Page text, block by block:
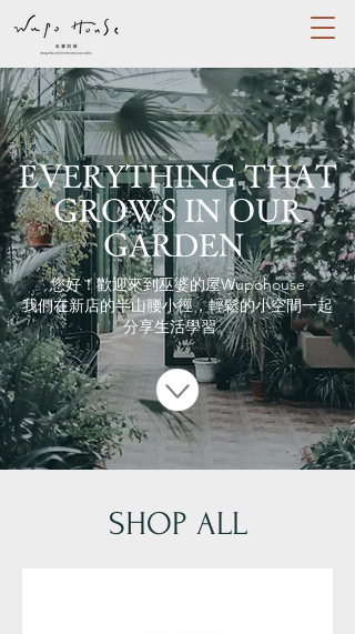
EVERYTHING THAT
GROWS IN OUR
GARDEN
您好！歡迎來到巫婆的屋Wupohouse
我們在新店的半山腰小徑，輕鬆的小空間一起
分享生活學習。
SHOP ALL